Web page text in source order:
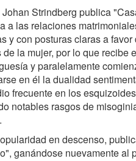
Johan Strindberg publica
a las relaciones
y con posturas claras a favor
de la mujer, por lo que recibe
y paralelamente
en él la dualidad
frecuente en los
notables rasgos de
en descenso,
ganándose nuevamente al